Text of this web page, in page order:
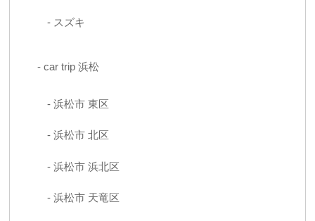
スズキ
car trip 浜松
浜松市 東区
浜松市 北区
浜松市 浜北区
浜松市 天竜区